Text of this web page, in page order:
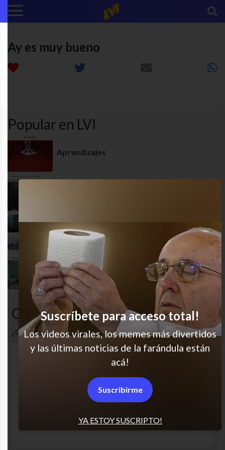
Ay es muy bueno
Popular en LVI
Aprendizajes
Cuando sobran las palabras
Me representa
Comentarios
¿Cuál es tu opinión? Comenta!
YA ESTOY SUSCRIPTO!
Suscríbete para acceso total!
Los videos virales, los memes más divertidos
y las últimas noticias de la farándula están
acá!
Suscribirme